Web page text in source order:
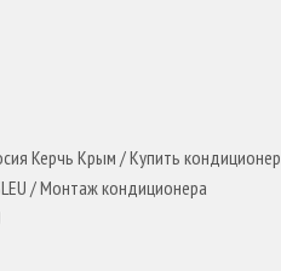
Керчь Крым / Купить кондиционер
/ Монтаж кондиционера